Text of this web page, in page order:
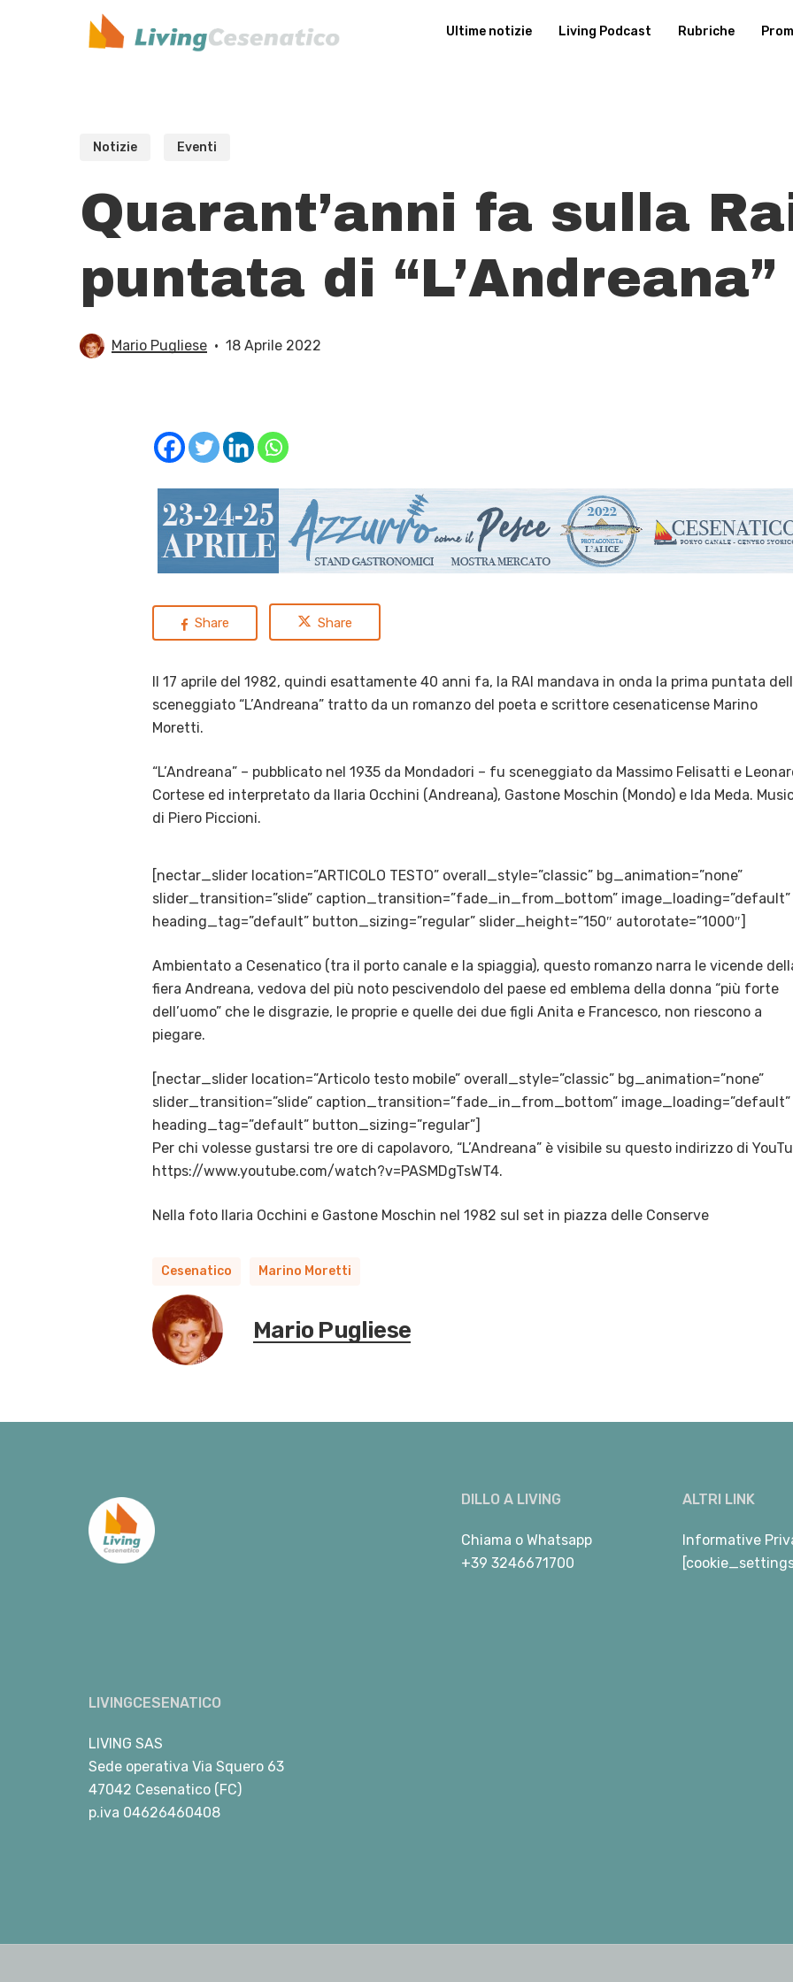
Ultime notizie Living Podcast Rubriche
Notizie Eventi
Quarant’anni fa sulla
puntata di “L’Andreana”
Mario Pugliese 18 Aprile 2022
Share Share
Il 17 aprile del 1982, quindi esattamente 40 anni fa, la RAI mandava in onda la prima puntata
sceneggiato “L’Andreana” tratto da un romanzo del poeta e scrittore cesenaticense Marino
Moretti.
“L’Andreana” – pubblicato nel 1935 da Mondadori – fu sceneggiato da Massimo Felisatti e
Cortese ed interpretato da Ilaria Occhini (Andreana), Gastone Moschin (Mondo) e Ida Meda.
di Piero Piccioni.
[nectar_slider location=”ARTICOLO TESTO” overall_style=”classic” bg_animation=”none”
slider_transition=”slide” caption_transition=”fade_in_from_bottom” image_loading=”default”
heading_tag=”default” button_sizing=”regular” slider_height=”150″ autorotate=”1000″]
Ambientato a Cesenatico (tra il porto canale e la spiaggia), questo romanzo narra le vicende
fiera Andreana, vedova del più noto pescivendolo del paese ed emblema della donna “più forte
dell’uomo” che le disgrazie, le proprie e quelle dei due figli Anita e Francesco, non riescono a
piegare.
[nectar_slider location=”Articolo testo mobile” overall_style=”classic” bg_animation=”none”
slider_transition=”slide” caption_transition=”fade_in_from_bottom” image_loading=”default”
heading_tag=”default” button_sizing=”regular”]
Per chi volesse gustarsi tre ore di capolavoro, “L’Andreana” è visibile su questo indirizzo di
https://www.youtube.com/watch?v=PASMDgTsWT4.
Nella foto Ilaria Occhini e Gastone Moschin nel 1982 sul set in piazza delle Conserve
Cesenatico Marino Moretti
Mario Pugliese
LIVINGCESENATICO
LIVING SAS
Sede operativa Via Squero 63
47042 Cesenatico (FC)
p.iva 04626460408
DILLO A LIVING
Chiama o Whatsapp
+39 3246671700
ALTRI LINK
Informative